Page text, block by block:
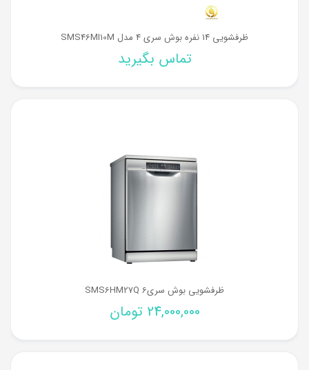
ظرفشویی 14 نفره بوش سری 4 مدل SMS46MI10M
تماس بگیرید
ظرفشویی بوش سری6 SMS6HM27Q
24,000,000 تومان